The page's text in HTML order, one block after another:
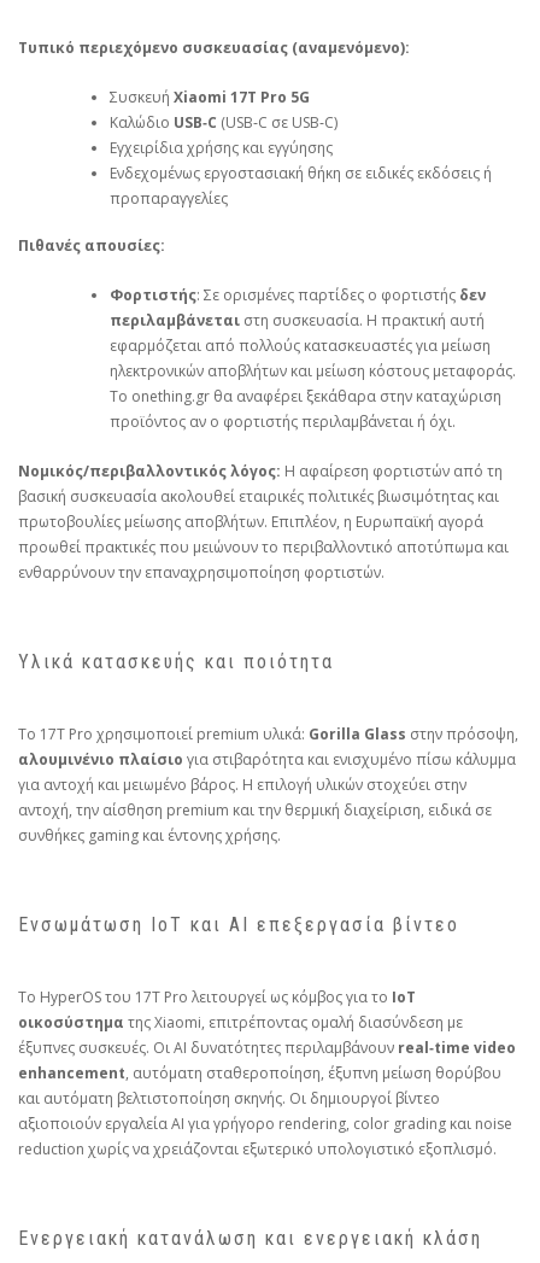
Τυπικό περιεχόμενο συσκευασίας (αναμενόμενο):
Συσκευή Xiaomi 17T Pro 5G
Καλώδιο USB‑C (USB‑C σε USB‑C)
Εγχειρίδια χρήσης και εγγύησης
Ενδεχομένως εργοστασιακή θήκη σε ειδικές εκδόσεις ή
προπαραγγελίες
Πιθανές απουσίες:
Φορτιστής: Σε ορισμένες παρτίδες ο φορτιστής δεν
περιλαμβάνεται στη συσκευασία. Η πρακτική αυτή
εφαρμόζεται από πολλούς κατασκευαστές για μείωση
ηλεκτρονικών αποβλήτων και μείωση κόστους μεταφοράς.
Το onething.gr θα αναφέρει ξεκάθαρα στην καταχώριση
προϊόντος αν ο φορτιστής περιλαμβάνεται ή όχι.
Νομικός/περιβαλλοντικός λόγος: Η αφαίρεση φορτιστών από τη
βασική συσκευασία ακολουθεί εταιρικές πολιτικές βιωσιμότητας και
πρωτοβουλίες μείωσης αποβλήτων. Επιπλέον, η Ευρωπαϊκή αγορά
προωθεί πρακτικές που μειώνουν το περιβαλλοντικό αποτύπωμα και
ενθαρρύνουν την επαναχρησιμοποίηση φορτιστών.
Υλικά κατασκευής και ποιότητα
Το 17T Pro χρησιμοποιεί premium υλικά: Gorilla Glass στην πρόσοψη,
αλουμινένιο πλαίσιο για στιβαρότητα και ενισχυμένο πίσω κάλυμμα
για αντοχή και μειωμένο βάρος. Η επιλογή υλικών στοχεύει στην
αντοχή, την αίσθηση premium και την θερμική διαχείριση, ειδικά σε
συνθήκες gaming και έντονης χρήσης.
Ενσωμάτωση IoT και AI επεξεργασία βίντεο
Το HyperOS του 17T Pro λειτουργεί ως κόμβος για το IoT
οικοσύστημα της Xiaomi, επιτρέποντας ομαλή διασύνδεση με
έξυπνες συσκευές. Οι AI δυνατότητες περιλαμβάνουν real‑time video
enhancement, αυτόματη σταθεροποίηση, έξυπνη μείωση θορύβου
και αυτόματη βελτιστοποίηση σκηνής. Οι δημιουργοί βίντεο
αξιοποιούν εργαλεία AI για γρήγορο rendering, color grading και noise
reduction χωρίς να χρειάζονται εξωτερικό υπολογιστικό εξοπλισμό.
Ενεργειακή κατανάλωση και ενεργειακή κλάση